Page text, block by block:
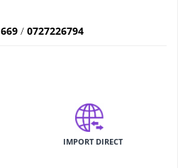
/ 0727226794
IMPORT DIRECT